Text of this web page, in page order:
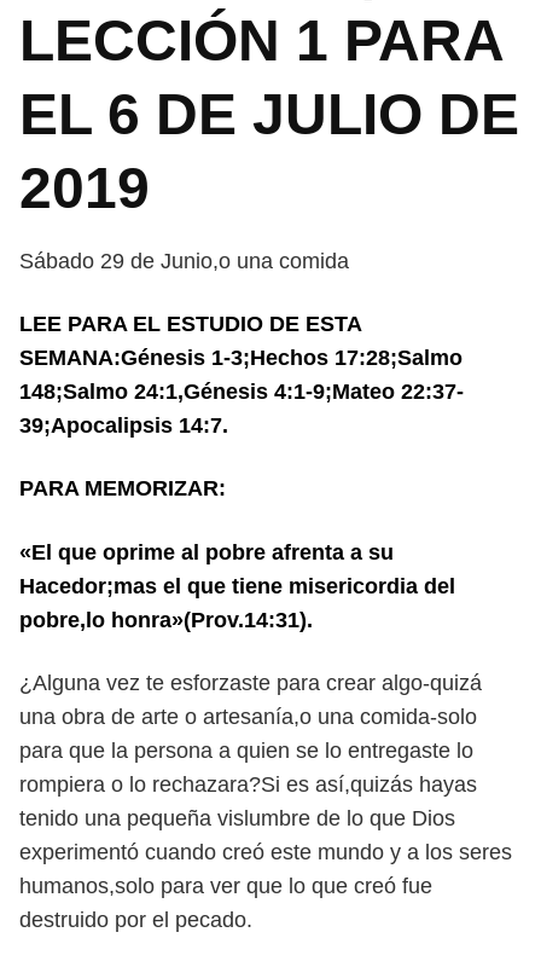
LECCIÓN 1 PARA
EL 6 DE JULIO DE
2019
Sábado 29 de Junio,o una comida
LEE PARA EL ESTUDIO DE ESTA
SEMANA:Génesis 1-3;Hechos 17:28;Salmo
148;Salmo 24:1,Génesis 4:1-9;Mateo 22:37-
39;Apocalipsis 14:7.
PARA MEMORIZAR:
«El que oprime al pobre afrenta a su
Hacedor;mas el que tiene misericordia del
pobre,lo honra»(Prov.14:31).
¿Alguna vez te esforzaste para crear algo-quizá
una obra de arte o artesanía,o una comida-solo
para que la persona a quien se lo entregaste lo
rompiera o lo rechazara?Si es así,quizás hayas
tenido una pequeña vislumbre de lo que Dios
experimentó cuando creó este mundo y a los seres
humanos,solo para ver que lo que creó fue
destruido por el pecado.